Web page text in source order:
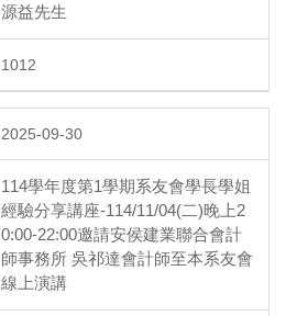
源益先生
1012
2025-09-30
114學年度第1學期系友會學長學姐
經驗分享講座-114/11/04(二)晚上2
0:00-22:00邀請安侯建業聯合會計
師事務所 吳祁達會計師至本系友會
線上演講